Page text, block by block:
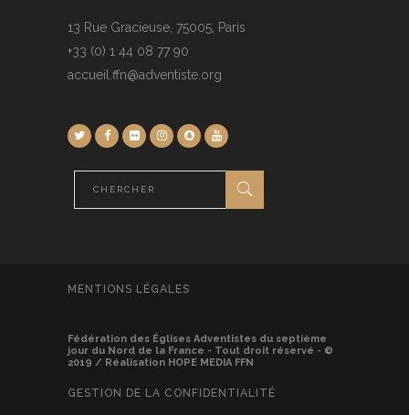
13 Rue Gracieuse, 75005, Paris
+33 (0) 1 44 08 77 90
accueil.ffn@adventiste.org
MENTIONS LÉGALES
Fédération des Églises Adventistes du septième
jour du Nord de la France - Tout droit réservé - ©
2019 / Réalisation HOPE MEDIA FFN
GESTION DE LA CONFIDENTIALITÉ